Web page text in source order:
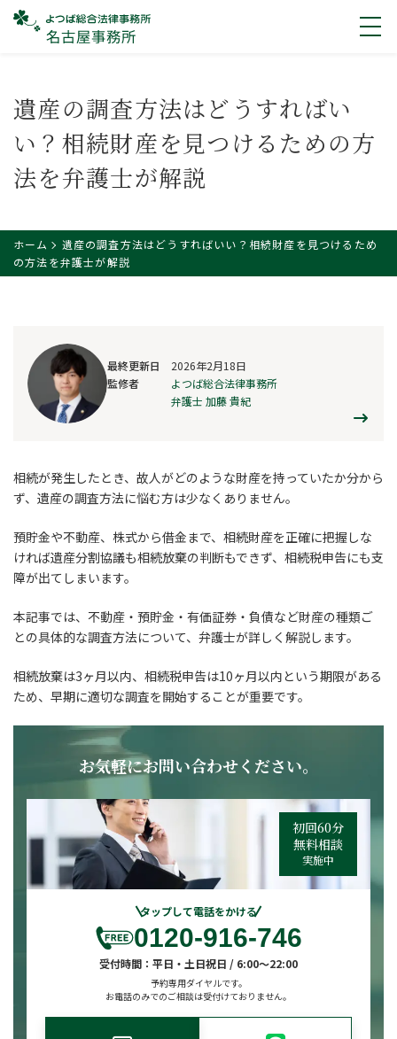
遺産の調査方法はどうすればい
い？相続財産を見つけるための方
法を弁護士が解説
ホーム
遺産の調査方法はどうすればいい？相続財産を見つけるため
の方法を弁護士が解説
最終更新日
2026年2月18日
監修者
よつば総合法律事務所
弁護士 加藤 貴紀
相続が発生したとき、故人がどのような財産を持っていたか分から
ず、遺産の調査方法に悩む方は少なくありません。
預貯金や不動産、株式から借金まで、相続財産を正確に把握しな
ければ遺産分割協議も相続放棄の判断もできず、相続税申告にも支
障が出てしまいます。
本記事では、不動産・預貯金・有価証券・負債など財産の種類ご
との具体的な調査方法について、弁護士が詳しく解説します。
相続放棄は3ヶ月以内、相続税申告は10ヶ月以内という期限がある
ため、早期に適切な調査を開始することが重要です。
お気軽にお問い合わせください。
初回60分
無料相談
実施中
タップして電話をかける
0120-916-746
受付時間： 平日・土日祝日 / 6:00～22:00
予約専用ダイヤルです。
お電話のみでのご相談は受付けておりません。